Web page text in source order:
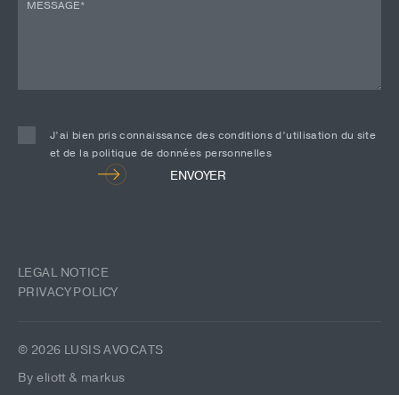
J’ai bien pris connaissance des conditions d’utilisation du site
et de la politique de données personnelles
ENVOYER
© 2026 LUSIS AVOCATS
LEGAL NOTICE
PRIVACY POLICY
By eliott & markus